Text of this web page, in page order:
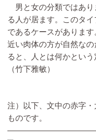
男と女の分類ではあり
る人が居ます。このタ
であるケースがありま
近い肉体の方が自然な
ると、人とは何かという
（竹下雅敏）
注）以下、文中の赤字
ものです。